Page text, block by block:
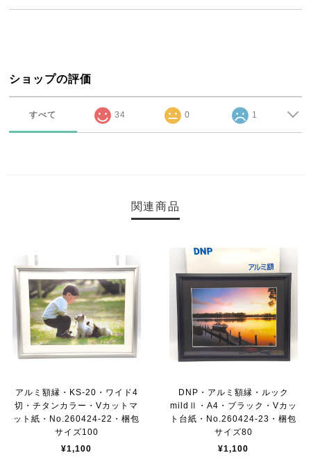
ショップの評価
すべて 34 0 1
関連商品
アルミ額縁・KS-20・ワイド4
切・チタンカラー・Vカットマ
ット紙・No.260424-22・梱包
サイズ100
¥1,100
DNP・アルミ額縁・ルック
mildⅡ・A4・ブラック・Vカッ
ト台紙・No.260424-23・梱包
サイズ80
¥1,100